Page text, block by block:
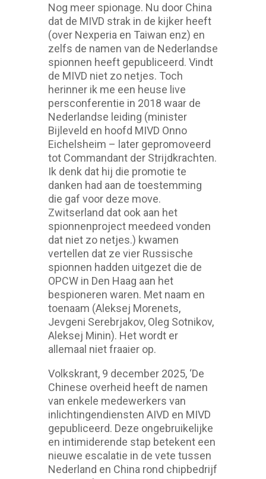
Nog meer spionage. Nu door China
dat de MIVD strak in de kijker heeft
(over Nexperia en Taiwan enz) en
zelfs de namen van de Nederlandse
spionnen heeft gepubliceerd. Vindt
de MIVD niet zo netjes. Toch
herinner ik me een heuse live
persconferentie in 2018 waar de
Nederlandse leiding (minister
Bijleveld en hoofd MIVD Onno
Eichelsheim – later gepromoveerd
tot Commandant der Strijdkrachten.
Ik denk dat hij die promotie te
danken had aan de toestemming
die gaf voor deze move.
Zwitserland dat ook aan het
spionnenproject meedeed vonden
dat niet zo netjes.) kwamen
vertellen dat ze vier Russische
spionnen hadden uitgezet die de
OPCW in Den Haag aan het
bespioneren waren. Met naam en
toenaam (Aleksej Morenets,
Jevgeni Serebrjakov, Oleg Sotnikov,
Aleksej Minin). Het wordt er
allemaal niet fraaier op.
Volkskrant, 9 december 2025, ‘De
Chinese overheid heeft de namen
van enkele medewerkers van
inlichtingendiensten AIVD en MIVD
gepubliceerd. Deze ongebruikelijke
en intimiderende stap betekent een
nieuwe escalatie in de vete tussen
Nederland en China rond chipbedrijf